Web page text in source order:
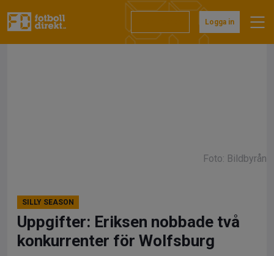
till
Logga in
Foto: Bildbyrån
SILLY SEASON
Uppgifter: Eriksen nobbade två
konkurrenter för Wolfsburg